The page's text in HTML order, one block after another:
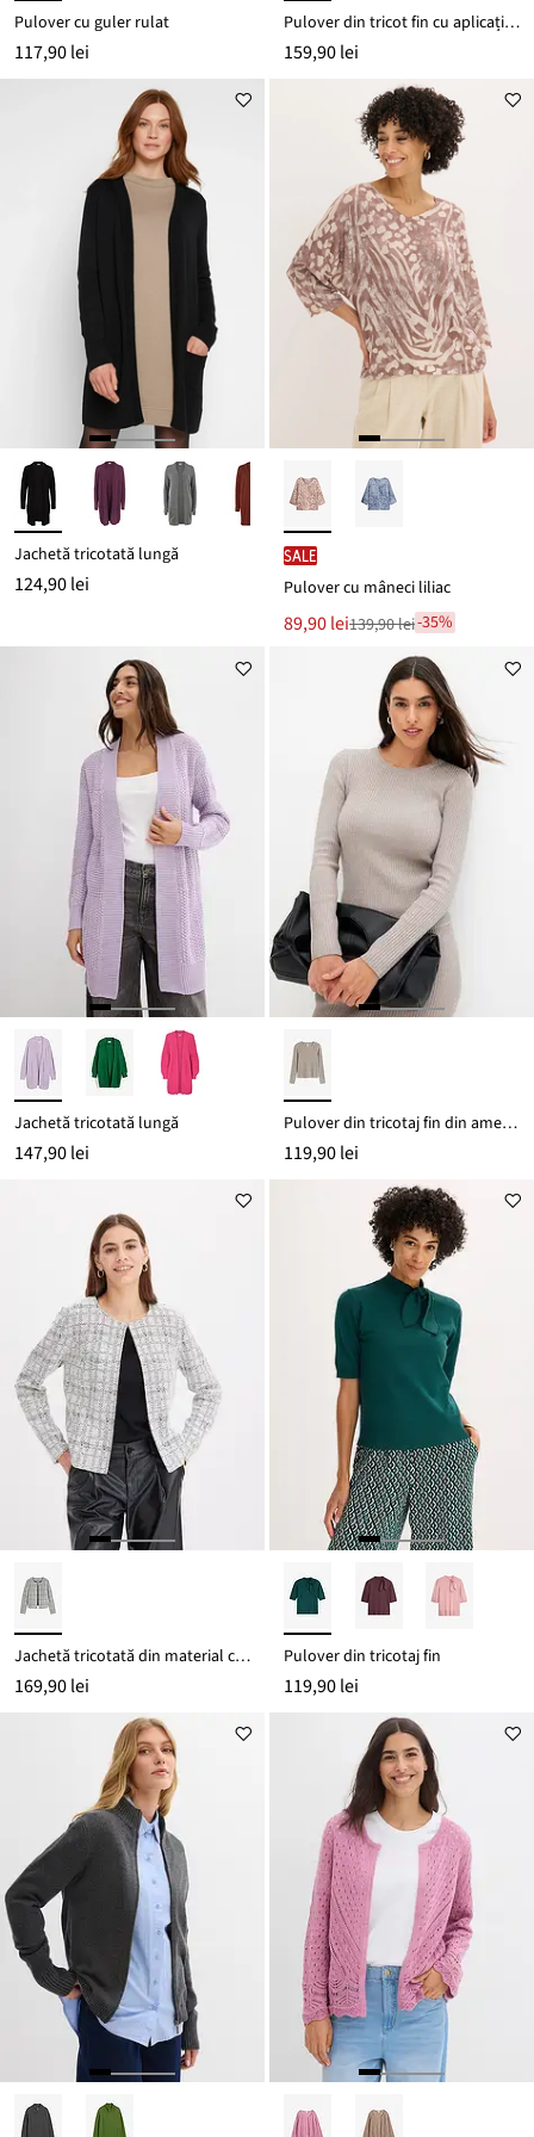
Pulover cu guler rulat
117,90 lei
Pulover din tricot fin cu aplicații cu ștrasuri
159,90 lei
Jachetă tricotată lungă
124,90 lei
SALE
Pulover cu mâneci liliac
Noul
preț
89,90 lei
Reducere139,90 lei-35%
Jachetă tricotată lungă
147,90 lei
Pulover din tricotaj fin din amestec moale de viscoză
119,90 lei
Jachetă tricotată din material cu bumbac
169,90 lei
Pulover din tricotaj fin
119,90 lei